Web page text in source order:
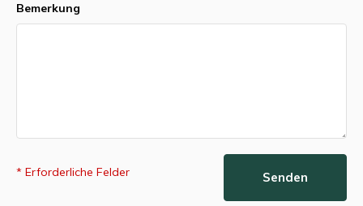
Bemerkung
* Erforderliche Felder Senden